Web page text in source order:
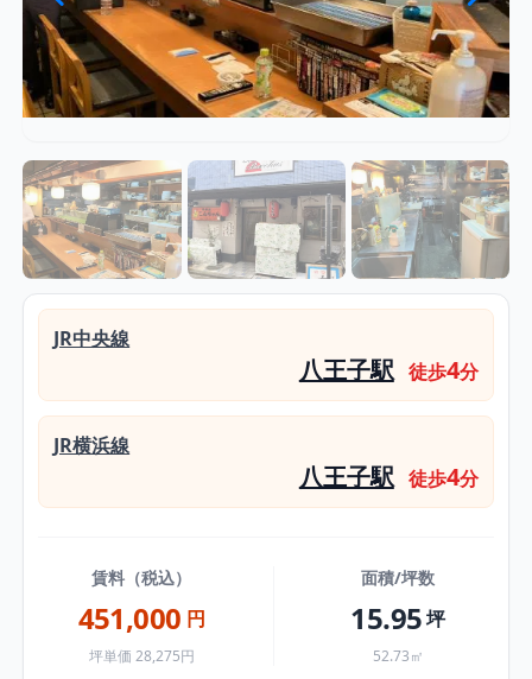
JR中央線
八王子駅 徒歩4分
JR横浜線
八王子駅 徒歩4分
賃料（税込）
451,000 円
坪単価 28,275円
面積/坪数
15.95坪
52.73㎡